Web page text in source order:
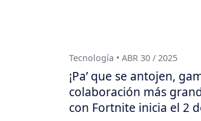
Tecnología • ABR 30 / 2025
¡Pa’ que se antojen,
colaboración más
con Fortnite inicia el 2